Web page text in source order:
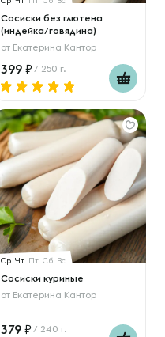
Сосиски без глютена
(индейка/говядина)
от Екатерина Кантор
399 / 250 г.
Ср Чт Пт Сб Вс
Сосиски куриные
от Екатерина Кантор
379 / 240 г.